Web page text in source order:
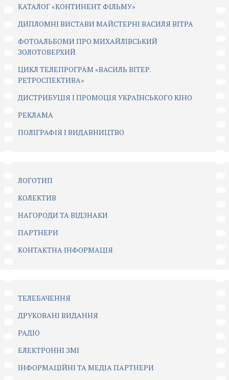
КАТАЛОГ «КОНТИНЕНТ ФІЛЬМУ»
ДИПЛОМНІ ВИСТАВИ МАЙСТЕРНІ ВАСИЛЯ ВІТРА
ФОТОАЛЬБОМИ ПРО МИХАЙЛІВСЬКИЙ
ЗОЛОТОВЕРХИЙ
ЦИКЛ ТЕЛЕПРОГРАМ «ВАСИЛЬ ВІТЕР.
РЕТРОСПЕКТИВА»
ДИСТРИБУЦІЯ І ПРОМОЦІЯ УКРАЇНСЬКОГО КІНО
РЕКЛАМА
ПОЛІГРАФІЯ І ВИДАВНИЦТВО
ЛОГОТИП
КОЛЕКТИВ
НАГОРОДИ ТА ВІДЗНАКИ
ПАРТНЕРИ
КОНТАКТНА ІНФОРМАЦІЯ
ТЕЛЕБАЧЕННЯ
ДРУКОВАНІ ВИДАННЯ
РАДІО
ЕЛЕКТРОННІ ЗМІ
ІНФОРМАЦІЙНІ ТА МЕДІА ПАРТНЕРИ